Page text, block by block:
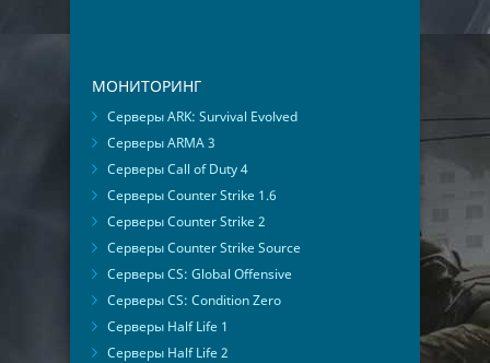
МОНИТОРИНГ
Серверы ARK: Survival Evolved
Серверы ARMA 3
Серверы Call of Duty 4
Серверы Counter Strike 1.6
Серверы Counter Strike 2
Серверы Counter Strike Source
Серверы CS: Global Offensive
Серверы CS: Condition Zero
Серверы Half Life 1
Серверы Half Life 2